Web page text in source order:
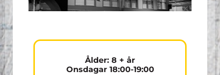
Ålder: 8 + år
Onsdagar 18:00-19:00